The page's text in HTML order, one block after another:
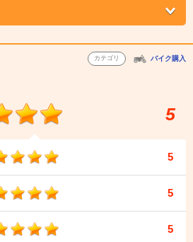
カテゴリ バイク購入
5
5
5
5